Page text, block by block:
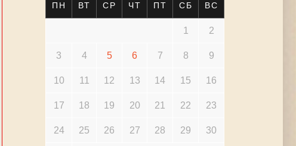
ПН ВТ СР ЧТ ПТ СБ ВС
1 2
3 4 5 6 7 8 9
10 11 12 13 14 15 16
17 18 19 20 21 22 23
24 25 26 27 28 29 30